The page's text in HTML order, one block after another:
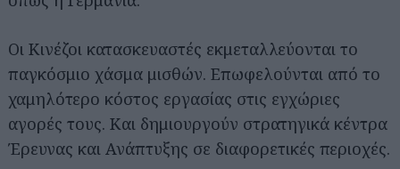
Οι Κινέζοι κατασκευαστές εκμεταλλεύονται το
παγκόσμιο χάσμα μισθών. Επωφελούνται από το
χαμηλότερο κόστος εργασίας στις εγχώριες
αγορές τους. Και δημιουργούν στρατηγικά κέντρα
Έρευνας και Ανάπτυξης σε διαφορετικές περιοχές.